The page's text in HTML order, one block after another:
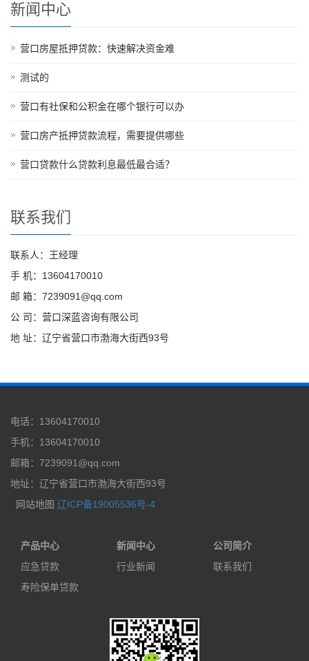
新闻中心
营口房屋抵押贷款：快速解决资金难
测试的
营口有社保和公积金在哪个银行可以办
营口房产抵押贷款流程，需要提供哪些
营口贷款什么贷款利息最低最合适？
联系我们
联系人：王经理
手 机：13604170010
邮 箱：7239091@qq.com
公 司：营口深蓝咨询有限公司
地 址：辽宁省营口市渤海大街西93号
电话：13604170010
手机：13604170010
邮箱：7239091@qq.com
地址：辽宁省营口市渤海大街西93号
网站地图 辽ICP备19005536号-4
产品中心
应急贷款
寿险保单贷款
新闻中心
行业新闻
公司简介
联系我们